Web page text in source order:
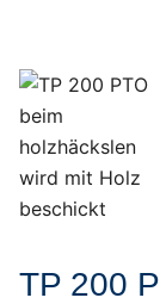
TP 200